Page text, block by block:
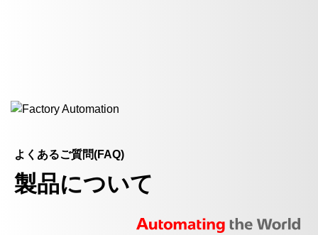
よくあるご質問(FAQ)
製品について